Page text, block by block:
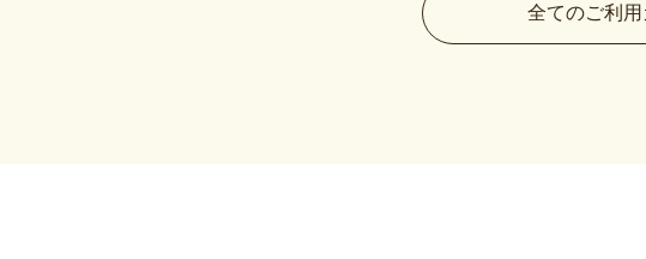
全てのご利用